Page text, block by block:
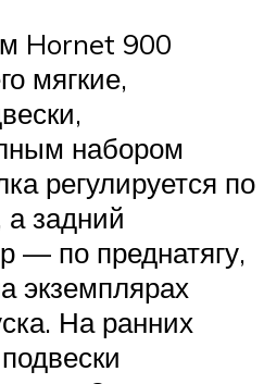
Hornet 900
мягкие,
набором
регулируется по
задний
— по преднатягу,
экземплярах
На ранних